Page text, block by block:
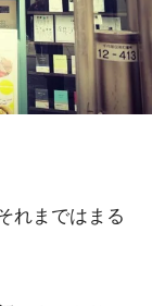
れまではまる